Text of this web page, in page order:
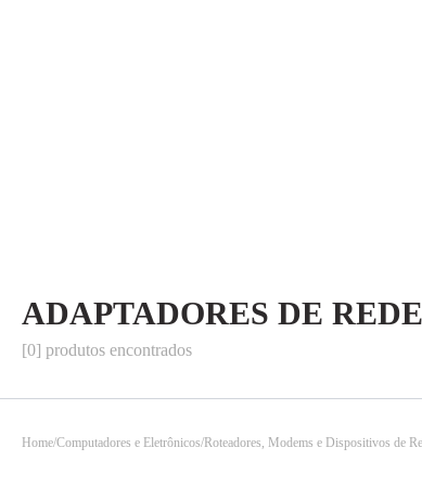
ADAPTADORES DE
[0] produtos encontrados
Home Computadores e Eletrônicos Roteadores, Modems e Dispositivos de